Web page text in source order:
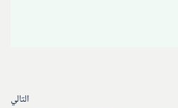
التالي